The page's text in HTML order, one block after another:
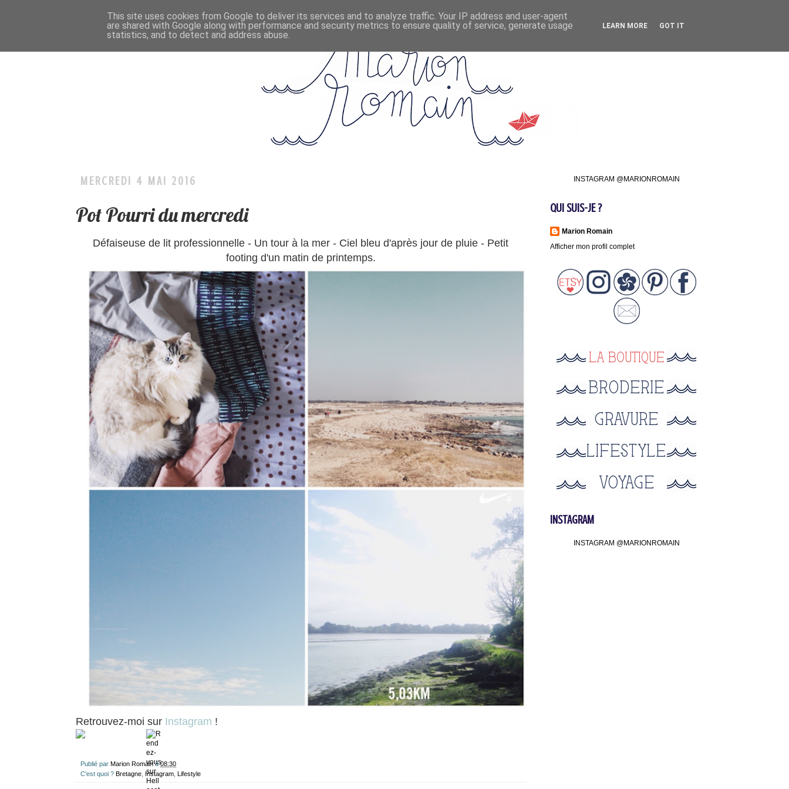
MERCREDI 4 MAI 2016
Pot Pourri du mercredi
Défaiseuse de lit professionnelle - Un tour à la mer - Ciel bleu d'après jour de pluie - Petit
footing d'un matin de printemps.
Retrouvez-moi sur Instagram !
Publié par Marion Romainà08:30
C'est quoi ? Bretagne Instagram Lifestyle
INSTAGRAM @MARIONROMAIN
QUI SUIS-JE ?
Marion Romain
Afficher mon profil complet
INSTAGRAM
INSTAGRAM @MARIONROMAIN
This site uses cookies from Google to deliver its services and to analyze traffic. Your IP address and user-agent
are shared with Google along with performance and security metrics to ensure quality of service, generate usage
statistics, and to detect and address abuse.
LEARN MORE GOT IT